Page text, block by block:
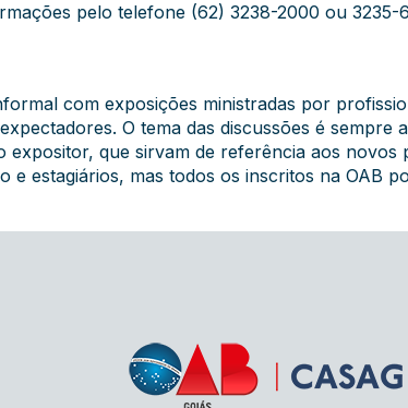
pelo telefone (62) 3238-2000 ou 3235-
com exposições ministradas por
O tema das discussões é
que sirvam de referência aos
e estagiários, mas todos os inscritos na OAB